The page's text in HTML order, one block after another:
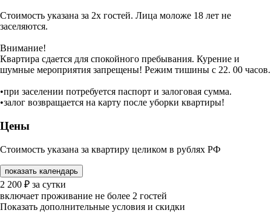
Стоимость указана за 2х гостей. Лица моложе 18 лет не
заселяются.
Внимание!
Квартира сдается для спокойного пребывания. Курение и
шумные мероприятия запрещены! Режим тишины с 22. 00 часов.
•при заселении потребуется паспорт и залоговая сумма.
•залог возвращается на карту после уборки квартиры!
Цены
Стоимость указана за квартиру целиком в рублях РФ
показать календарь
2 200 ₽ за сутки
включает проживание не более 2 гостей
Показать дополнительные условия и скидки